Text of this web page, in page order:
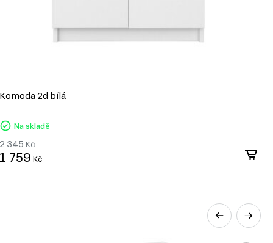
Komoda 2d bílá
Na skladě
2 345 Kč
1 759 Kč